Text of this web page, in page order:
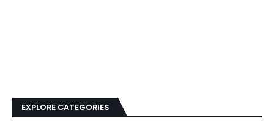
EXPLORE CATEGORIES